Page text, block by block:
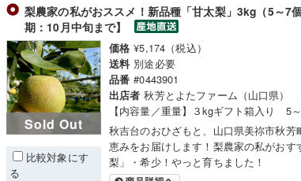
梨農家の私がおススメ！新品種「甘太梨」3kg（5～7
期：10月中旬まで】
Sold Out
比較対象にす
る
価格 ¥5,174（税込）
送料 別途必要
品番 #0443901
出店者 秋芳とよたファーム（山口県）
【内容量／重量】３kgギフト箱入り 5
秋吉台のおひざもと、山口県美祢市秋芳
恵みをお届けします！梨農家の私がおす
梨」・希少！やっと育ちました！